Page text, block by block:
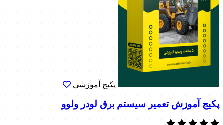
پکیج آموزشی
پکیج آموزش تعمیر سیستم برق لودر ولوو